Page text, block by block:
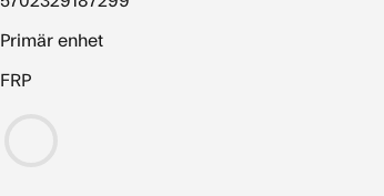
Primär enhet
FRP